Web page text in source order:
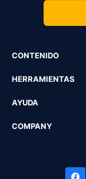
CONTENIDO
HERRAMIENTAS
AYUDA
COMPANY